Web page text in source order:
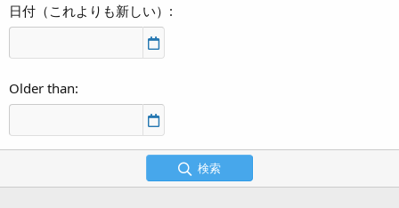
日付（これよりも新しい）
Older than
検索